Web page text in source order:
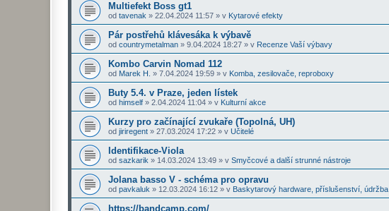
Multiefekt Boss gt1
od tavenak » 22.04.2024 11:57 » v Kytarové efekty
Pár postřehů klávesáka k výbavě
od countrymetalman » 9.04.2024 18:27 » v Recenze Vaší výbavy
Kombo Carvin Nomad 112
od Marek H. » 7.04.2024 19:59 » v Komba, zesilovače, reproboxy
Buty 5.4. v Praze, jeden lístek
od himself » 2.04.2024 11:04 » v Kulturní akce
Kurzy pro začínající zvukaře (Topolná, UH)
od jiriregent » 27.03.2024 17:22 » v Učitelé
Identifikace-Viola
od sazkarik » 14.03.2024 13:49 » v Smyčcové a další strunné nástroje
Jolana basso V - schéma pro opravu
od pavkaluk » 12.03.2024 16:12 » v Baskytarový hardware, příslušenství, údržba
https://bandcamp.com/